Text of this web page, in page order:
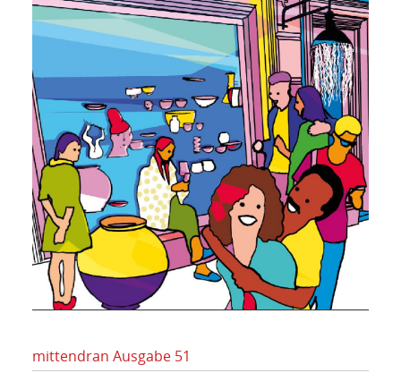
mittendran Ausgabe 51